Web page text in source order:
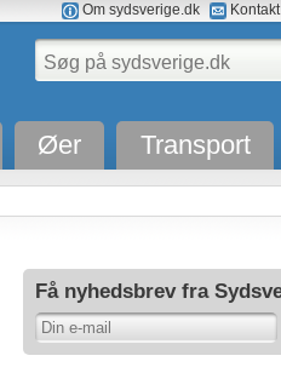
Om sydsverige.dk Kontakt
Øer Transport
Få nyhedsbrev fra